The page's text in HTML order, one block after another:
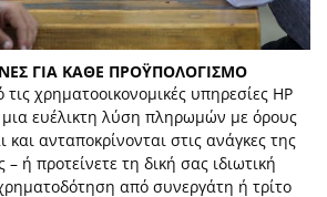
ΓΙΑ ΚΑΘΕ ΠΡΟΫΠΟΛΟΓΙΣΜΟ
χρηματοοικονομικές υπηρεσίες HP
ευέλικτη λύση πληρωμών με όρους
ανταποκρίνονται στις ανάγκες της
– ή προτείνετε τη δική σας ιδιωτική
από συνεργάτη ή τρίτο